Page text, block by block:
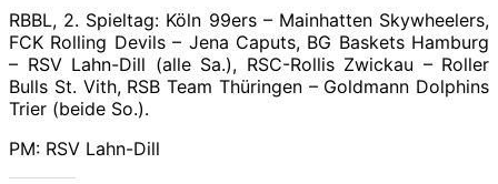
RBBL, 2. Spieltag: Köln 99ers – Mainhatten Skywheelers,
FCK Rolling Devils – Jena Caputs, BG Baskets Hamburg
– RSV Lahn-Dill (alle Sa.), RSC-Rollis Zwickau – Roller
Bulls St. Vith, RSB Team Thüringen – Goldmann Dolphins
Trier (beide So.).
PM: RSV Lahn-Dill